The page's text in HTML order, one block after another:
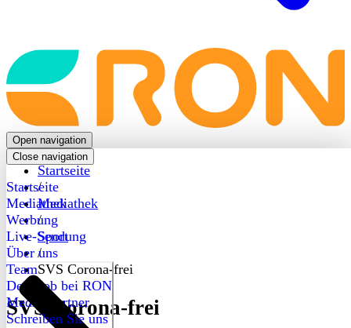
Back
to
frontpage
Open navigation
Close navigation
Startseite
Mediathek
Werbung
Live-Sendung
Über uns
Team
Dein Job bei RON
Medienpartner
Schreiben Sie uns
Startseite
/
Mediathek
/
Sport
/
SVS Corona-frei
SVS Corona-frei